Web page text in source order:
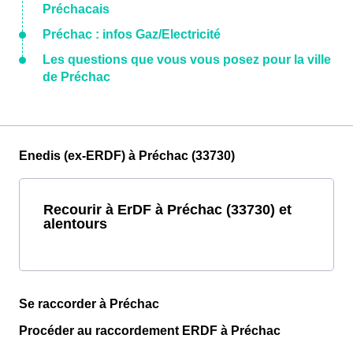
Préchacais
Préchac : infos Gaz/Electricité
Les questions que vous vous posez pour la ville
de Préchac
Enedis (ex-ERDF) à Préchac (33730)
Recourir à ErDF à Préchac (33730) et
alentours
Se raccorder à Préchac
Procéder au raccordement ERDF à Préchac